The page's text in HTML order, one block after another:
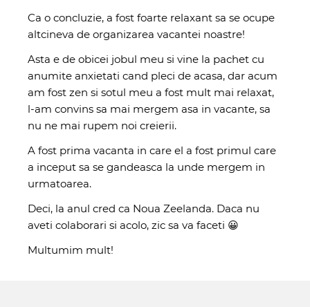
Ca o concluzie, a fost foarte relaxant sa se ocupe
altcineva de organizarea vacantei noastre!
Asta e de obicei jobul meu si vine la pachet cu
anumite anxietati cand pleci de acasa, dar acum
am fost zen si sotul meu a fost mult mai relaxat,
l-am convins sa mai mergem asa in vacante, sa
nu ne mai rupem noi creierii.
A fost prima vacanta in care el a fost primul care
a inceput sa se gandeasca la unde mergem in
urmatoarea.
Deci, la anul cred ca Noua Zeelanda. Daca nu
aveti colaborari si acolo, zic sa va faceti 😀
Multumim mult!